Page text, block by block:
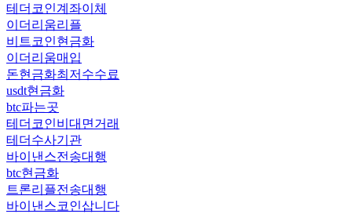
테더코인계좌이체
이더리움리플
비트코인현금화
이더리움매입
돈현금화최저수수료
usdt현금화
btc파는곳
테더코인비대면거래
테더수사기관
바이낸스전송대행
btc현금화
트론리플전송대행
바이낸스코인삽니다